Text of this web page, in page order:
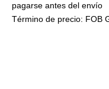
pagarse antes del envío
Término de precio: FOB